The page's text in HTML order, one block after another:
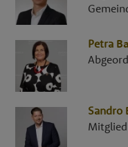
Petra
Sandro